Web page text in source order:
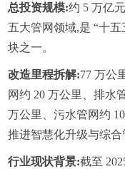
总投资规模:约 5 万亿
五大管网领域,是 “十
块之一。
改造里程拆解:77 万公
网约 20 万公里、排水
万公里、污水管网约
推进智慧化升级与综合
行业现状背景:截至